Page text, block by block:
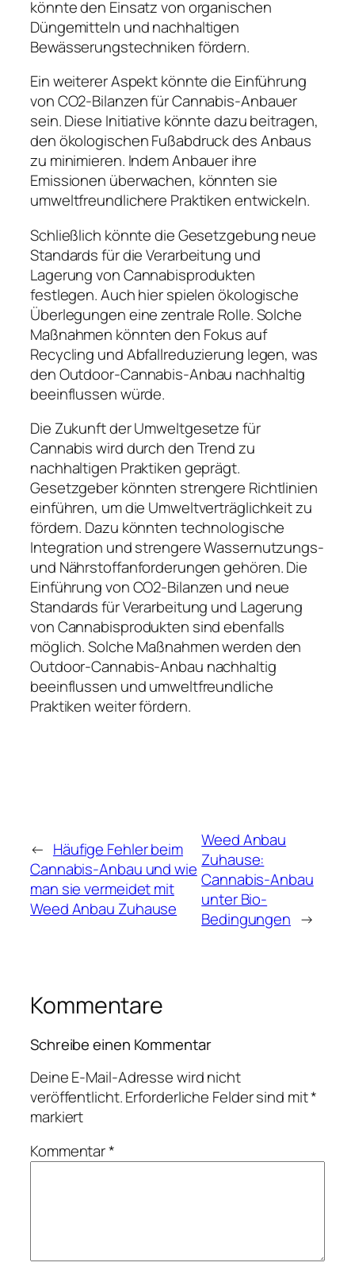
könnte den Einsatz von organischen
Düngemitteln und nachhaltigen
Bewässerungstechniken fördern.
Ein weiterer Aspekt könnte die Einführung
von CO2-Bilanzen für Cannabis-Anbauer
sein. Diese Initiative könnte dazu beitragen,
den ökologischen Fußabdruck des Anbaus
zu minimieren. Indem Anbauer ihre
Emissionen überwachen, könnten sie
umweltfreundlichere Praktiken entwickeln.
Schließlich könnte die Gesetzgebung neue
Standards für die Verarbeitung und
Lagerung von Cannabisprodukten
festlegen. Auch hier spielen ökologische
Überlegungen eine zentrale Rolle. Solche
Maßnahmen könnten den Fokus auf
Recycling und Abfallreduzierung legen, was
den Outdoor-Cannabis-Anbau nachhaltig
beeinflussen würde.
Die Zukunft der Umweltgesetze für
Cannabis wird durch den Trend zu
nachhaltigen Praktiken geprägt.
Gesetzgeber könnten strengere Richtlinien
einführen, um die Umweltverträglichkeit zu
fördern. Dazu könnten technologische
Integration und strengere Wassernutzungs-
und Nährstoffanforderungen gehören. Die
Einführung von CO2-Bilanzen und neue
Standards für Verarbeitung und Lagerung
von Cannabisprodukten sind ebenfalls
möglich. Solche Maßnahmen werden den
Outdoor-Cannabis-Anbau nachhaltig
beeinflussen und umweltfreundliche
Praktiken weiter fördern.
← Häufige Fehler beim
Cannabis-Anbau und wie
man sie vermeidet mit
Weed Anbau Zuhause
Weed Anbau
Zuhause:
Cannabis-Anbau
unter Bio-
Bedingungen →
Kommentare
Schreibe einen Kommentar
Deine E-Mail-Adresse wird nicht
veröffentlicht.Erforderliche Felder sind mit*
markiert
Kommentar*